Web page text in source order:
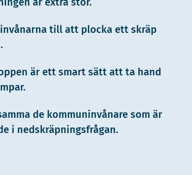
invånarna till att plocka ett skräp
är ett smart sätt att ta hand
de kommuninvånare som är
i nedskräpningsfrågan.